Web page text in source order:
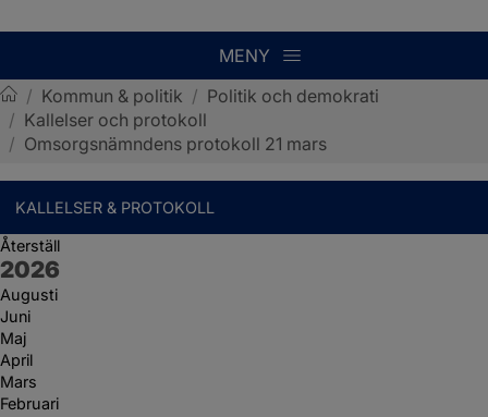
MENY
Sotenäs kommun
/ Kommun & politik / Politik och demokrati
/ Kallelser och protokoll
/ Omsorgsnämndens protokoll 21 mars
KALLELSER & PROTOKOLL
Återställ
År:
2026
Augusti
Juni
Maj
April
Mars
Februari